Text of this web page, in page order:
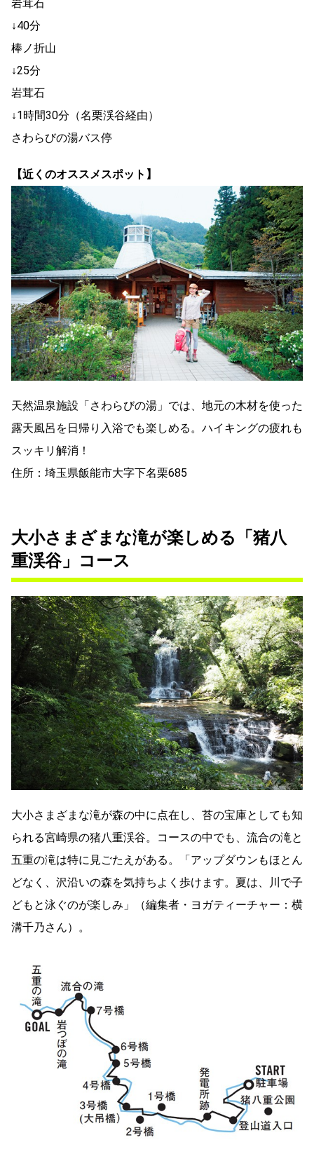
岩茸石
↓40分
棒ノ折山
↓25分
岩茸石
↓1時間30分（名栗渓谷経由）
さわらびの湯バス停
【近くのオススメスポット】
天然温泉施設「さわらびの湯」では、地元の木材を使った
露天風呂を日帰り入浴でも楽しめる。ハイキングの疲れも
スッキリ解消！
住所：埼玉県飯能市大字下名栗685
大小さまざまな滝が楽しめる「猪八
重渓谷」コース
大小さまざまな滝が森の中に点在し、苔の宝庫としても知
られる宮崎県の猪八重渓谷。コースの中でも、流合の滝と
五重の滝は特に見ごたえがある。「アップダウンもほとん
どなく、沢沿いの森を気持ちよく歩けます。夏は、川で子
どもと泳ぐのが楽しみ」（編集者・ヨガティーチャー：横
溝千乃さん）。